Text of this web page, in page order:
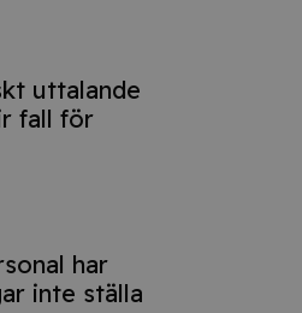
uttalande
fall för
har
inte ställa